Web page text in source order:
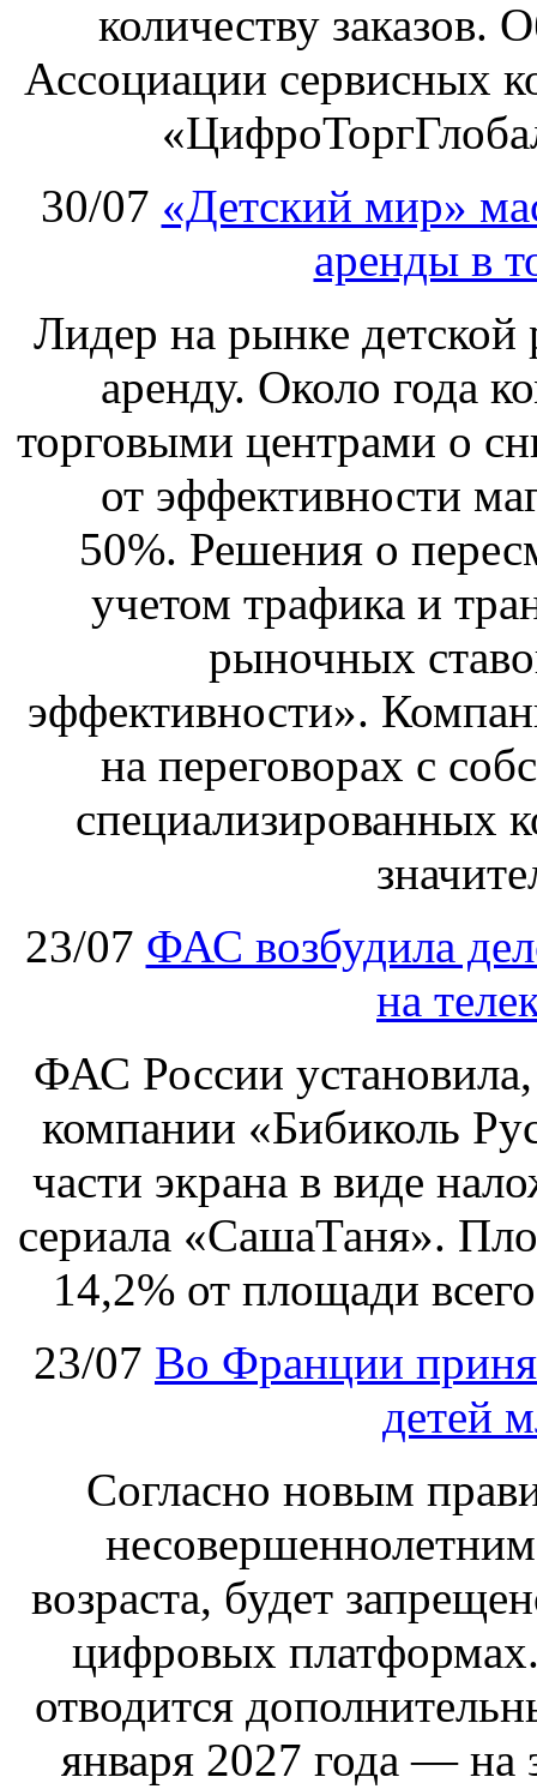
количеству заказов.
Ассоциации сервисных
30/07 «Детский мир»
аренды в
Лидер на рынке детской
аренду. Около года
торговыми центрами о
от эффективности
50%. Решения о
учетом трафика и
рыночных
эффективности».
на переговорах с
специализированных
23/07 ФАС возбудила
на
ФАС России установила,
компании «Бибиколь
части экрана в виде
сериала «СашаТаня».
14,2% от площади
23/07 Во Франции
детей
Согласно новым
возраста, будет
цифровых
отводится
января 2027 года —